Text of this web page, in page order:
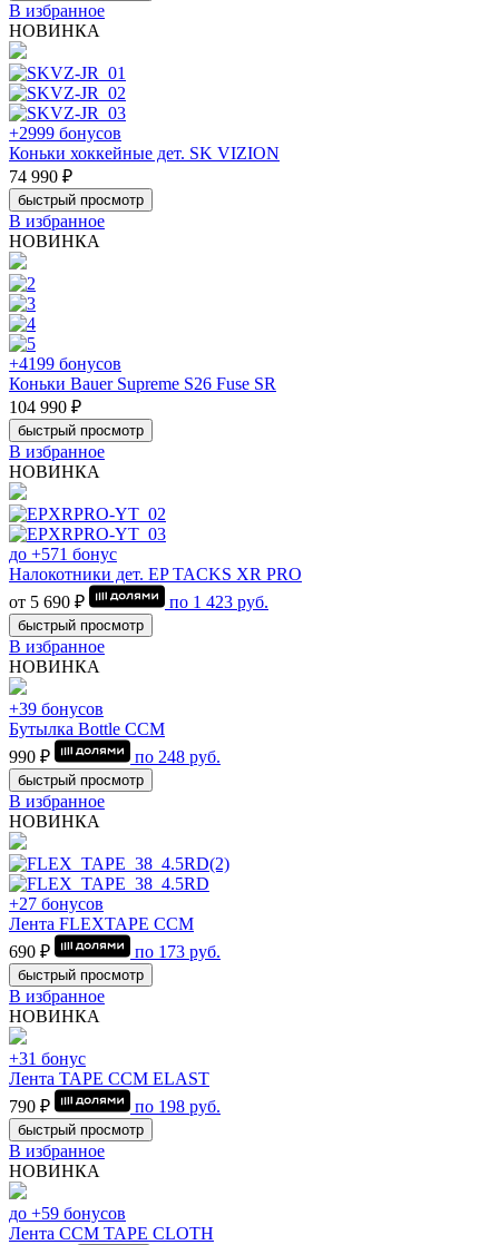
В избранное
НОВИНКА
+2999 бонусов
Коньки хоккейные дет. SK VIZION
74 990 ₽
быстрый просмотр
В избранное
НОВИНКА
+4199 бонусов
Коньки Bauer Supreme S26 Fuse SR
104 990 ₽
быстрый просмотр
В избранное
НОВИНКА
до +571 бонус
Налокотники дет. EP TACKS XR PRO
от 5 690 ₽
по 1 423 руб.
быстрый просмотр
В избранное
НОВИНКА
+39 бонусов
Бутылка Bottle CCM
990 ₽
по 248 руб.
быстрый просмотр
В избранное
НОВИНКА
+27 бонусов
Лента FLEXTAPE CCM
690 ₽
по 173 руб.
быстрый просмотр
В избранное
НОВИНКА
+31 бонус
Лента TAPE CCM ELAST
790 ₽
по 198 руб.
быстрый просмотр
В избранное
НОВИНКА
до +59 бонусов
Лента CCM TAPE CLOTH